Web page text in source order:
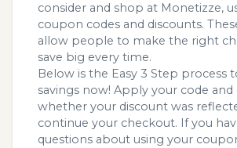
consider and shop at Monetizze,
coupon codes and discounts.
allow people to make the right
save big every time.
Below is the Easy 3 Step process
savings now! Apply your code and
whether your discount was
continue your checkout. If you
questions about using your